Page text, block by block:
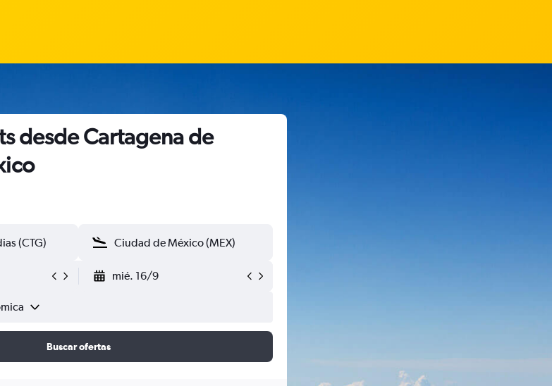
desde Cartagena de
mié. 16/9
Buscar ofertas